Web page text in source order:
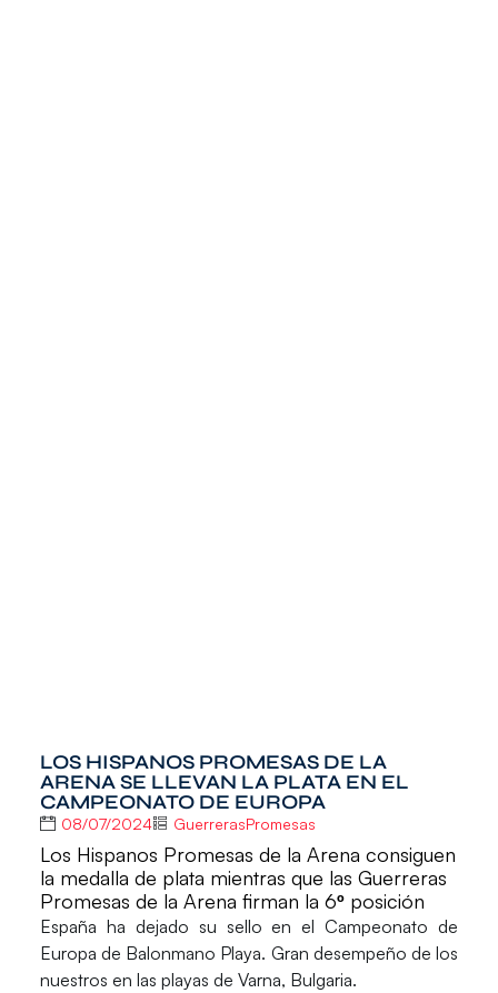
LOS HISPANOS PROMESAS DE LA
ARENA SE LLEVAN LA PLATA EN EL
CAMPEONATO DE EUROPA
08/07/2024 GuerrerasPromesas
Los Hispanos Promesas de la Arena consiguen
la medalla de plata mientras que las Guerreras
Promesas de la Arena firman la 6º posición
España ha dejado su sello en el Campeonato de
Europa de Balonmano Playa. Gran desempeño de los
nuestros en las playas de Varna, Bulgaria.